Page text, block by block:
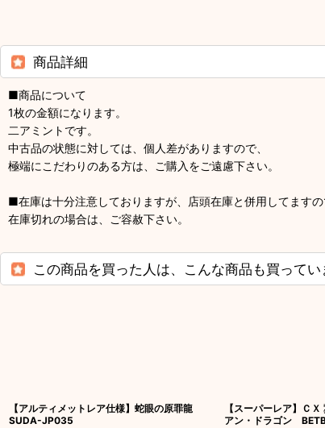
商品詳細
■商品について
1枚の金額になります。
二アミントです。
中古品の状態に対しては、個人差がありますので、
極端にこだわりのある方は、ご購入をご遠慮下さい。
■在庫は十分注意しておりますが、店頭在庫と併用してますの
在庫切れの場合は、ご容赦下さい。
この商品を買った人は、こんな商品も買ってい
【アルティメットレア仕様】蛇眼の原罪龍
SUDA-JP035
【スーパーレア】Ｃ
アン・ドラゴン